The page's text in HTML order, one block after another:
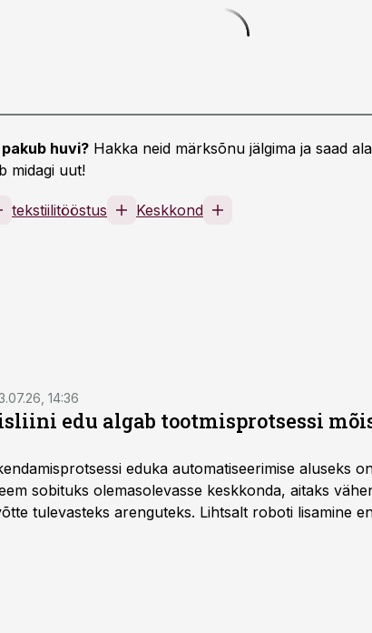
huvi? Hakka neid märksõnu jälgima ja saad
midagi uut!
tekstiilitööstus Keskkond
14:36
edu algab tootmisprotsessi
eduka automatiseerimise aluseks
sobituks olemasolevasse keskkonda, aitaks
tulevasteks arenguteks. Lihtsalt roboti lisamine